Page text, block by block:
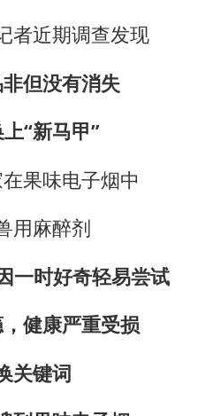
者近期调查发现
但没有消失
“新马甲”
果味电子烟中
用麻醉剂
一时好奇轻易尝试
健康严重受损
关键词